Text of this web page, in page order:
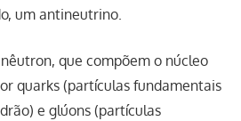
um antineutrino.
que compõem o núcleo
quarks (partículas fundamentais
e glúons (partículas